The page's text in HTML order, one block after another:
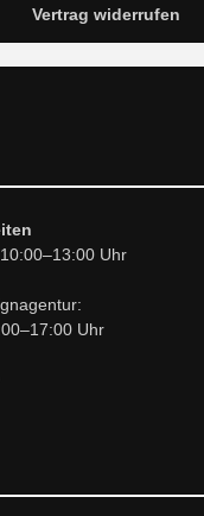
Vertrag widerrufen
Uhr
Uhr